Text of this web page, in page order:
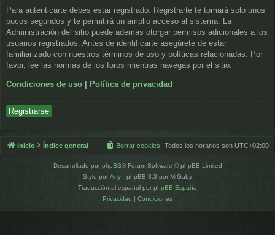
Para autenticarte debes estar registrado. Registrarte te tomará solo unos
pocos segundos y te permitirá un amplio acceso al sistema. La
Administración del sitio puede además otorgar permisos adicionales a los
usuarios registrados. Antes de identificarte asegúrete de estar
familiarizado con nuestros términos de uso y políticas relacionadas. Por
favor, lee las normas de los foros mientras navegas por el sitio.
Condiciones de uso | Política de privacidad
Registrarse
Inicio Índice general Todos los horarios son UTC+02:00
Borrar cookies
Desarrollado por phpBB® Forum Software © phpBB Limited
Style por Arty - phpBB 3.3 por MrGaby
Traducción al español por phpBB España
Privacidad | Condiciones